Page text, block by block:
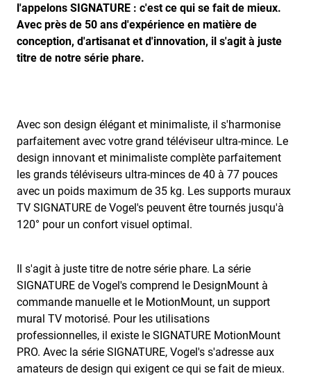
l'appelons SIGNATURE : c'est ce qui se fait de mieux.
Avec près de 50 ans d'expérience en matière de
conception, d'artisanat et d'innovation, il s'agit à juste
titre de notre série phare.
Avec son design élégant et minimaliste, il s'harmonise
parfaitement avec votre grand téléviseur ultra-mince. Le
design innovant et minimaliste complète parfaitement
les grands téléviseurs ultra-minces de 40 à 77 pouces
avec un poids maximum de 35 kg. Les supports muraux
TV SIGNATURE de Vogel's peuvent être tournés jusqu'à
120° pour un confort visuel optimal.
Il s'agit à juste titre de notre série phare. La série
SIGNATURE de Vogel's comprend le DesignMount à
commande manuelle et le MotionMount, un support
mural TV motorisé. Pour les utilisations
professionnelles, il existe le SIGNATURE MotionMount
PRO. Avec la série SIGNATURE, Vogel's s'adresse aux
amateurs de design qui exigent ce qui se fait de mieux.